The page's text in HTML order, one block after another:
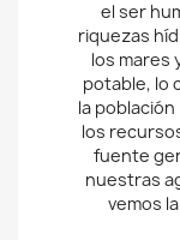
el ser
riquezas
los mares
potable, lo
la
los
fuente
nuestras
vemos